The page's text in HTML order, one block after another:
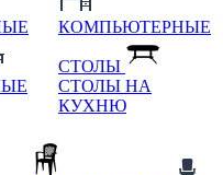
КОМПЬЮТЕРНЫЕ
СТОЛЫ
СТОЛЫ НА
КУХНЮ